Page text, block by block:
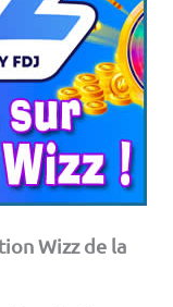
Wizz de la